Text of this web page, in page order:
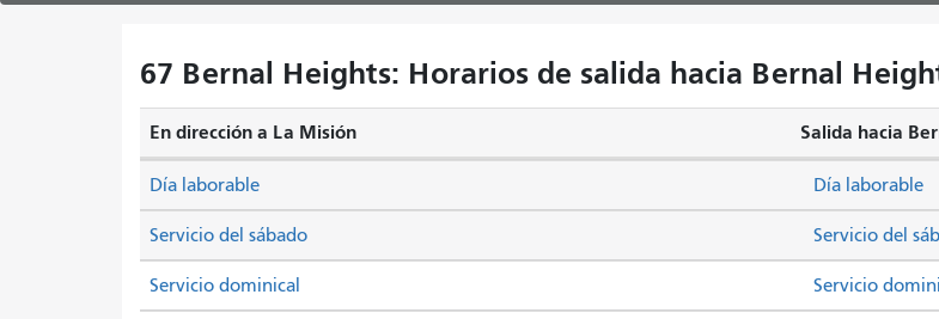
67 Bernal Heights: Horarios de salida hacia Bernal
En dirección a La Misión Salida hacia
Servicio del sábado Servicio del
Servicio dominical Servicio
Día laborable Día laborable